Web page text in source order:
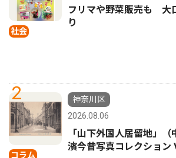
社会
フリマや野菜販売も 大
り
2
コラム
神奈川区
2026.08.06
「山下外国人居留地」
濱今昔写真コレクション